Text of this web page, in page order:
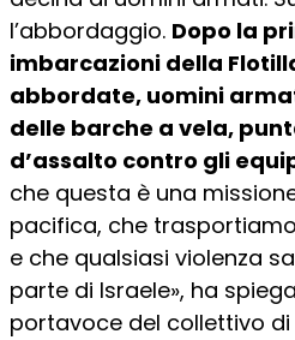
l’abbordaggio. Dopo la
imbarcazioni della
abbordate, uomini
delle barche a vela,
d’assalto contro gli
che questa è una
pacifica, che
e che qualsiasi violenza
parte di Israele», ha
portavoce del collettivo di